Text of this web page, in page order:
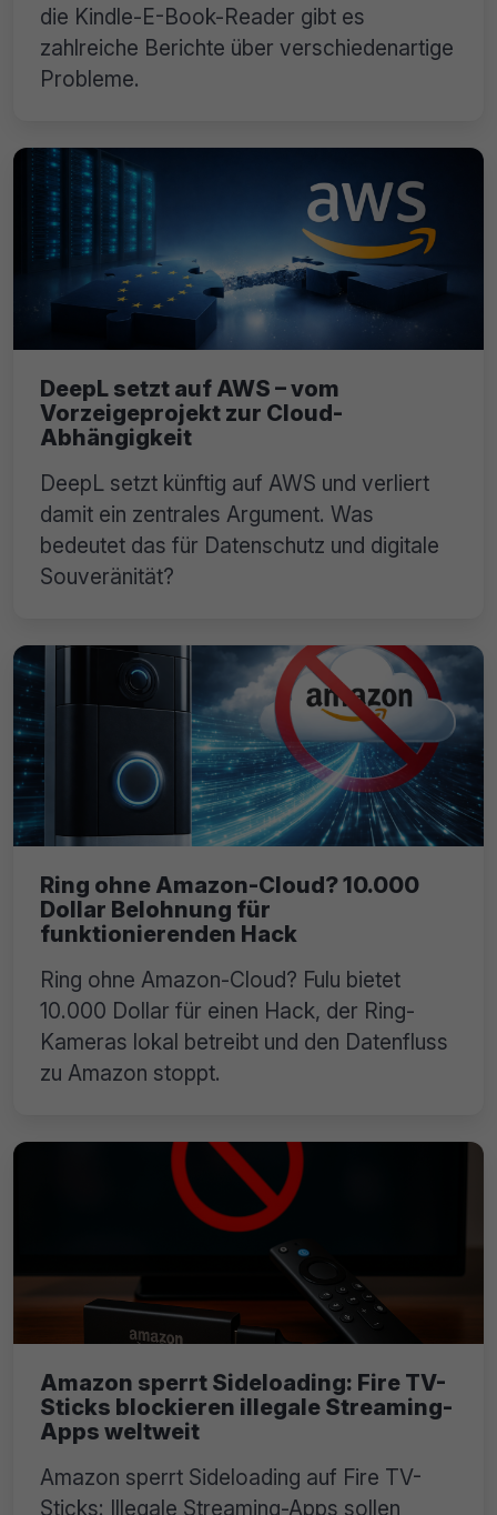
die Kindle-E-Book-Reader gibt es
zahlreiche Berichte über verschiedenartige
Probleme.
DeepL setzt auf AWS – vom
Vorzeigeprojekt zur Cloud-
Abhängigkeit
DeepL setzt künftig auf AWS und verliert
damit ein zentrales Argument. Was
bedeutet das für Datenschutz und digitale
Souveränität?
Ring ohne Amazon-Cloud? 10.000
Dollar Belohnung für
funktionierenden Hack
Ring ohne Amazon-Cloud? Fulu bietet
10.000 Dollar für einen Hack, der Ring-
Kameras lokal betreibt und den Datenfluss
zu Amazon stoppt.
Amazon sperrt Sideloading: Fire TV-
Sticks blockieren illegale Streaming-
Apps weltweit
Amazon sperrt Sideloading auf Fire TV-
Sticks: Illegale Streaming-Apps sollen